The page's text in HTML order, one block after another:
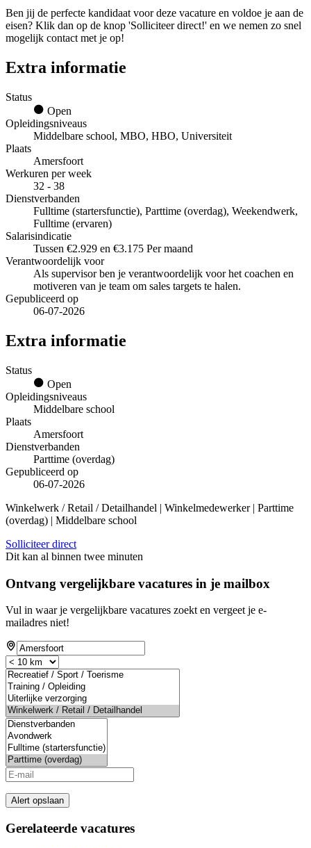
Ben jij de perfecte kandidaat voor deze vacature en voldoe je aan de
eisen? Klik dan op de knop 'Solliciteer direct!' en we nemen zo snel
mogelijk contact met je op!
Extra informatie
Status
Open
Opleidingsniveaus
Middelbare school, MBO, HBO, Universiteit
Plaats
Amersfoort
Werkuren per week
32 - 38
Dienstverbanden
Fulltime (startersfunctie), Parttime (overdag), Weekendwerk,
Fulltime (ervaren)
Salarisindicatie
Tussen €2.929 en €3.175 Per maand
Verantwoordelijk voor
Als supervisor ben je verantwoordelijk voor het coachen en
motiveren van je team om sales targets te halen.
Gepubliceerd op
06-07-2026
Extra informatie
Status
Open
Opleidingsniveaus
Middelbare school
Plaats
Amersfoort
Dienstverbanden
Parttime (overdag)
Gepubliceerd op
06-07-2026
Winkelwerk / Retail / Detailhandel | Winkelmedewerker | Parttime
(overdag) | Middelbare school
Solliciteer direct
Dit kan al binnen twee minuten
Ontvang vergelijkbare vacatures in je mailbox
Vul in waar je vergelijkbare vacatures zoekt en vergeet je e-
mailadres niet!
Alert opslaan
Gerelateerde vacatures